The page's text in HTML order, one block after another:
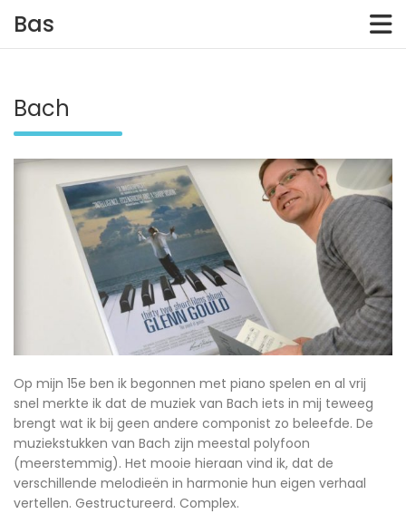
content
Bas
Bach
Op mijn 15e ben ik begonnen met piano spelen en al vrij
snel merkte ik dat de muziek van Bach iets in mij teweeg
brengt wat ik bij geen andere componist zo beleefde. De
muziekstukken van Bach zijn meestal polyfoon
(meerstemmig). Het mooie hieraan vind ik, dat de
verschillende melodieën in harmonie hun eigen verhaal
vertellen. Gestructureerd. Complex.